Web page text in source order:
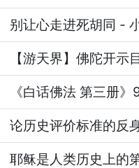
别让心走进死胡同 -
【游天界】佛陀开
《白话佛法 第三册
论历史评价标准的反
耶稣是人类历史上的